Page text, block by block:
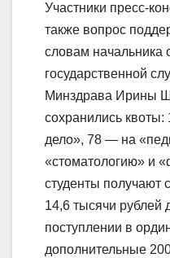
Участники пресс-
также вопрос
словам начальника
государственной
Минздрава Ирины
сохранились
дело», 78 — на
«стоматологию» и
студенты получают
14,6 тысячи рублей
поступлении в
дополнительные